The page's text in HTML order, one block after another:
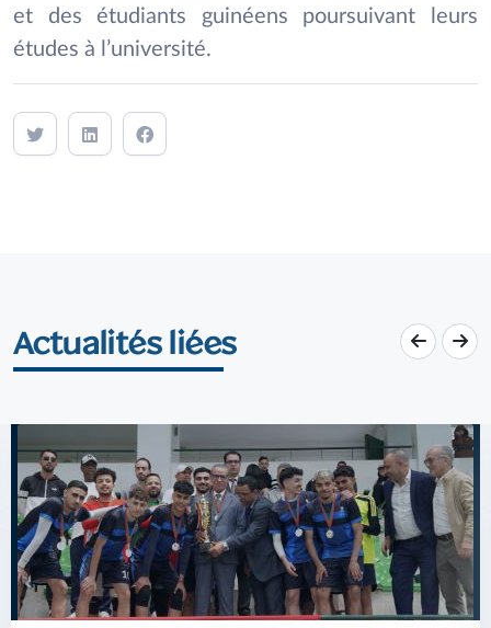
et des étudiants guinéens poursuivant leurs
études à l’université.
Actualités liées